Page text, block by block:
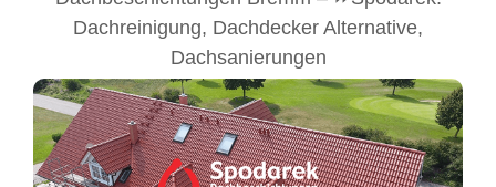
Dachreinigung, Dachdecker Alternative,
Dachsanierungen